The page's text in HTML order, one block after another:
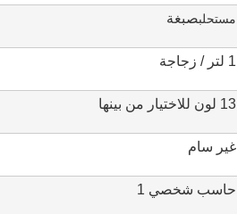
مستحلبصبغة
1 لتر / زجاجة
13 لون للاختيار من بينها
غير سام
حاسب شخصي 1